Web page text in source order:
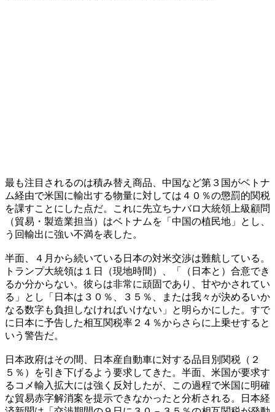
最も注目されるのは積み替え商品、中国など第３国がベトナ
ム経由で米国に輸出する物量に対しては４０％の懲罰的関税
を課すことにした点だ。これに先立ちナバロ大統領上級顧問
（貿易・製造業担当）はベトナムを「中国の植民地」とし、
う回輸出に強い不満を表した。
半面、４月から続いている日本の対米交渉は難航している。
トランプ大統領は１日（現地時間）、「（日本と）合意でき
るか分からない。彼らは非常に頑固であり、甘やかされてい
る」とし「日本は３０％、３５％、または我々が決めるいか
なる数字も負担しなければいけない」と明らかにした。すで
に日本に予告した相互関税率２４％からさらに上乗せすると
いう警告だ。
日本政府はその間、日本産自動車に対する品目別関税（２
５％）を引き下げるよう要求してきた。半面、米国が要求す
るコメ輸入拡大には強く反対したが、この過程で米国に明確
な貿易赤字解消案を提示できなかったと分析される。日本経